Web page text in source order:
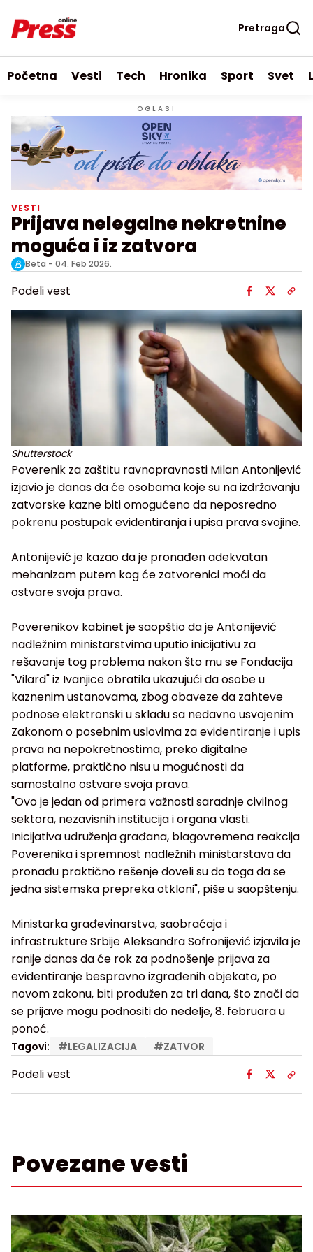
Pretraga
Početna Vesti Tech Hronika Sport Svet
OGLASI
VESTI
Prijava nelegalne nekretnine
moguća i iz zatvora
Beta - 04. Feb 2026.
Podeli vest
Shutterstock
Poverenik za zaštitu ravnopravnosti Milan Antonijević
izjavio je danas da će osobama koje su na izdržavanju
zatvorske kazne biti omogućeno da neposredno
pokrenu postupak evidentiranja i upisa prava svojine.
Antonijević je kazao da je pronađen adekvatan
mehanizam putem kog će zatvorenici moći da
ostvare svoja prava.
Poverenikov kabinet je saopštio da je Antonijević
nadležnim ministarstvima uputio inicijativu za
rešavanje tog problema nakon što mu se Fondacija
"Vilard" iz Ivanjice obratila ukazujući da osobe u
kaznenim ustanovama, zbog obaveze da zahteve
podnose elektronski u skladu sa nedavno usvojenim
Zakonom o posebnim uslovima za evidentiranje i upis
prava na nepokretnostima, preko digitalne
platforme, praktično nisu u mogućnosti da
samostalno ostvare svoja prava.
"Ovo je jedan od primera važnosti saradnje civilnog
sektora, nezavisnih institucija i organa vlasti.
Inicijativa udruženja građana, blagovremena reakcija
Poverenika i spremnost nadležnih ministarstava da
pronađu praktično rešenje doveli su do toga da se
jedna sistemska prepreka otkloni", piše u saopštenju.
Ministarka građevinarstva, saobraćaja i
infrastrukture Srbije Aleksandra Sofronijević izjavila je
ranije danas da će rok za podnošenje prijava za
evidentiranje bespravno izgrađenih objekata, po
novom zakonu, biti produžen za tri dana, što znači da
se prijave mogu podnositi do nedelje, 8. februara u
ponoć.
Tagovi: #LEGALIZACIJA #ZATVOR
Podeli vest
Povezane vesti